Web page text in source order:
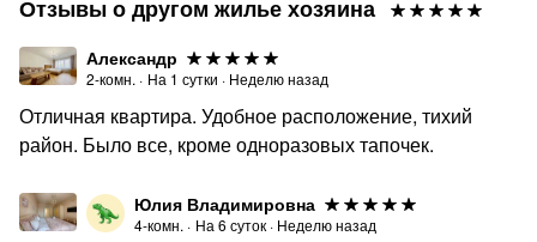
и ощутите настоящее гостеприимство и спокойствие во
ВИЗОВАЯ ИНФОРМАЦИЯ:
-Мы сделаем бесплатную регистрацию временного
пребывания для всех наших иностранных гостей или
самостоятельного посещения Отдела гражданства и
миграции.
Отзывы о другом жилье хозяина
Александр
2-комн. · На 1 сутки · Неделю назад
Отличная квартира. Удобное расположение, тихий
район. Было все, кроме одноразовых тапочек.
Юлия Владимировна
4-комн. · На 6 суток · Неделю назад